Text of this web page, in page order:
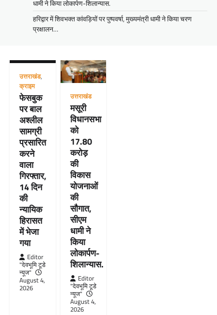
धामी ने किया लोकार्पण-शिलान्यास.
हरिद्वार में शिवभक्त कांवड़ियों पर पुष्पवर्षा, मुख्यमंत्री धामी ने किया चरण
प्रक्षालन…
उत्तराखंड,
क्राइम
फेसबुक
पर बाल
अश्लील
सामग्री
प्रसारित
करने
वाला
गिरफ्तार,
14 दिन
की
न्यायिक
हिरासत
में भेजा
गया
Editor
"देवभूमि टूडे
न्यूज"
August 4,
2026
उत्तराखंड
मसूरी
विधानसभा
को
17.80
करोड़
की
विकास
योजनाओं
की
सौगात,
सीएम
धामी ने
किया
लोकार्पण-
शिलान्यास.
Editor
"देवभूमि टूडे
न्यूज"
August 4,
2026